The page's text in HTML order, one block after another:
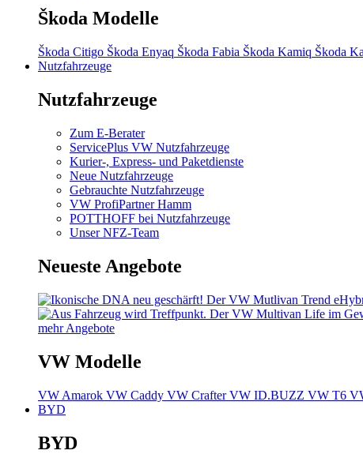
Škoda Modelle
Škoda Citigo Škoda Enyaq Škoda Fabia Škoda Kamiq Škoda
Nutzfahrzeuge
Nutzfahrzeuge
Zum E-Berater
ServicePlus VW Nutzfahrzeuge
Kurier-, Express- und Paketdienste
Neue Nutzfahrzeuge
Gebrauchte Nutzfahrzeuge
VW ProfiPartner Hamm
POTTHOFF bei Nutzfahrzeuge
Unser NFZ-Team
Neueste Angebote
mehr Angebote
VW Modelle
VW Amarok VW Caddy VW CrafterVW ID.BUZZ VW T6
BYD
BYD